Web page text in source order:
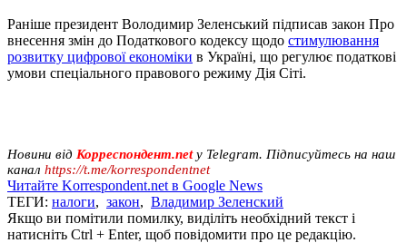
Раніше президент Володимир Зеленський підписав закон Про
внесення змін до Податкового кодексу щодо стимулювання
розвитку цифрової економіки в Україні, що регулює податкові
умови спеціального правового режиму Дія Сіті.
Новини від Корреспондент.netу Telegram. Підписуйтесь на наш
канал https://t.me/korrespondentnet
Читайте Korrespondent.net в Google News
ТЕГИ: налоги, закон, Владимир Зеленский
Якщо ви помітили помилку, виділіть необхідний текст і
натисніть Ctrl + Enter, щоб повідомити про це редакцію.